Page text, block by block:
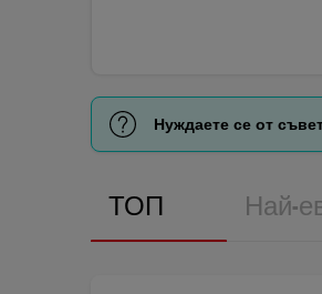
Нуждаете се от
ТОП Най-